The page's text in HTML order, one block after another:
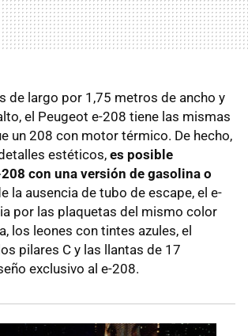
de largo por 1,75 metros de ancho y
el Peugeot e-208 tiene las mismas
un 208 con motor térmico. De hecho,
estéticos, es posible
con una versión de gasolina o
la ausencia de tubo de escape, el e-
por las plaquetas del mismo color
los leones con tintes azules, el
pilares C y las llantas de 17
exclusivo al e-208.